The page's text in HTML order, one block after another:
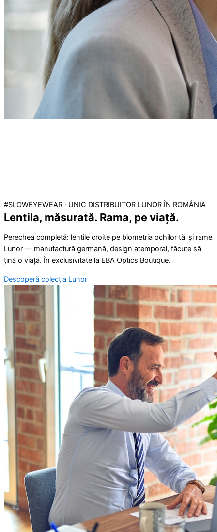
#SLOWEYEWEAR · UNIC DISTRIBUITOR LUNOR ÎN ROMÂNIA
Lentila, măsurată. Rama, pe viață.
Perechea completă: lentile croite pe biometria ochilor tăi și rame
Lunor — manufactură germană, design atemporal, făcute să
țină o viață. În exclusivitate la EBA Optics Boutique.
Descoperă colecția Lunor